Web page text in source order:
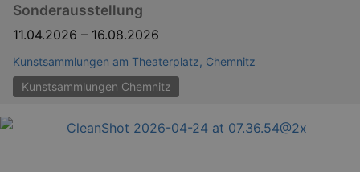
Sonderausstellung
11.04.2026 – 16.08.2026
Kunstsammlungen am Theaterplatz, Chemnitz
Kunstsammlungen Chemnitz